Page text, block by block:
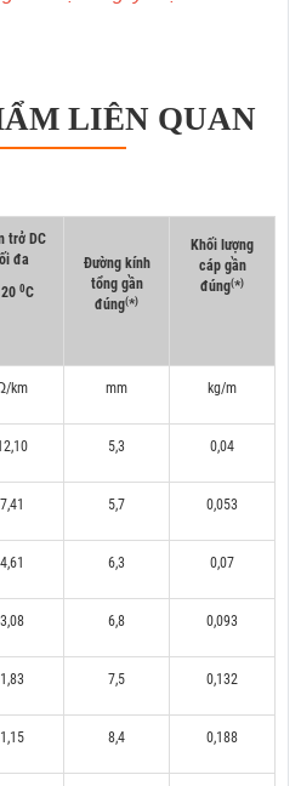
LIÊN QUAN
trở DC
đa
0C
Đường kính
tổng gần
đúng(*)
Khối lượng
cáp gần
đúng(*)
km mm kg/m
5,3 0,04
7,41 5,7 0,053
4,61 6,3 0,07
3,08 6,8 0,093
1,83 7,5 0,132
1,15 8,4 0,188